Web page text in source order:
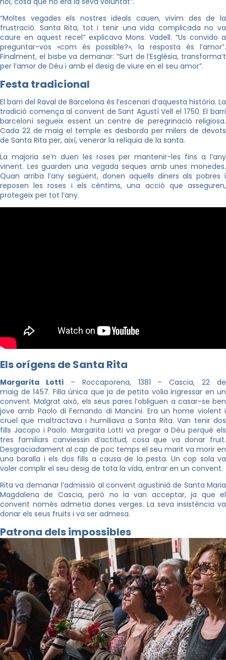
“Moltes vegades els nostres ideals cauen, vivim des de la
frustració. Santa Rita, tot i tenir una vida complicada no va
caure en aquest recel” explicava Mons. Vadell. “Us convido a
preguntar-vos «com és possible?», la resposta és l’amor”.
Finalment, el bisbe va demanar: “Surt de l’Església, transforma’t
per l’amor de Déu i amb el desig de viure en el seu amor”.
Festa tradicional
El barri del Raval de Barcelona és l’escenari d’aquesta història. La
tradició comença al convent de Sant Agustí Vell el 1750. El barri
barceloní segueix essent un centre de peregrinació religiosa.
Cada 22 de maig el temple es desborda per milers de devots
de Santa Rita per, així, venerar la relíquia de la santa.
La majoria se’n duen les roses per mantenir-les fins a l’any
vinent. Les guarden una vegada seques amb unes monedes.
Quan arriba l’any següent, donen aquells diners als pobres i
reposen les roses i els cèntims, una acció que asseguren,
protegeix per tot l’any.
Els orígens de Santa Rita
Margarita Lotti– Roccaporena, 1381 – Cascia, 22 de
maig de 1457. Filla única que ja de petita volia ingressar en un
convent. Malgrat això, els seus pares l’obliguen a casar-se ben
jove amb Paolo di Fernando di Mancini. Era un home violent i
cruel que maltractava i humiliava a Santa Rita. Van tenir dos
fills Jacopo i Paolo. Margarita Lotti va pregar a Déu perquè els
tres familiars canviessin d’actitud, cosa que va donar fruit.
Desgraciadament al cap de poc temps el seu marit va morir en
una baralla i els dos fills a causa de la pesta. Un cop sola va
voler complir el seu desig de tota la vida, entrar en un convent.
Rita va demanar l’admissió al convent agustinià de Santa Maria
Magdalena de Cascia, però no la van acceptar, ja que el
convent només admetia dones verges. La seva insistència va
donar els seus fruits i va ser admesa.
Patrona dels impossibles